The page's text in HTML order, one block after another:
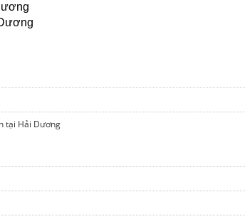
tại Hải Dương